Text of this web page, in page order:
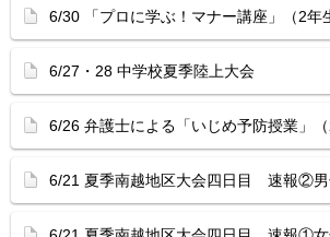
6/30 「プロに学ぶ！マナー講座」（2年
6/27・28 中学校夏季陸上大会
6/26 弁護士による「いじめ予防授業」（
6/21 夏季南越地区大会四日目 速報②男